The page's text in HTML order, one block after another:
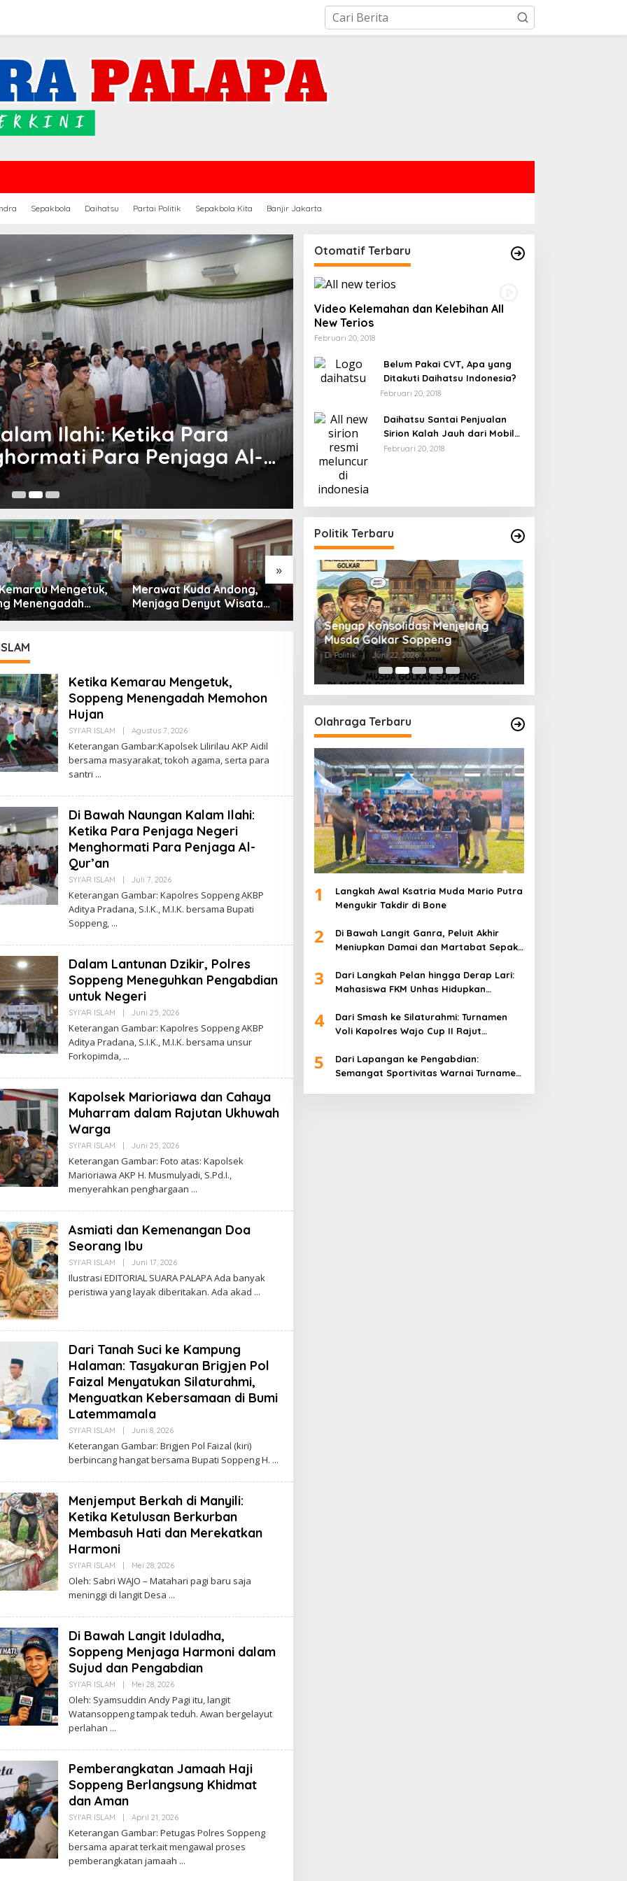
Sepakbola Daihatsu Partai Politik Sepakbola Kita Banjir Jakarta
Ilahi: Ketika Para
Para Penjaga Al-
Dalam Lantunan Dzikir, Polres
Meneguhkan Pengabdian
Juni 25, 2026
»
Mengetuk,
Menengadah
Hujan
Merawat Kuda Andong,
Menjaga Denyut Wisata
Budaya Yogyakarta
Teladan yang Berawal dari
Hal-Hal Sederhana
Setetes Darah, Sejuta
Harapan: Polres Soppeng
Meneguhkan Pengabdian
Kemanusiaan
Ketika Kemarau Mengetuk,
Soppeng Menengadah Memohon
Hujan
SYI'AR ISLAM Agustus 7, 2026Oleh
Keterangan Gambar:Kapolsek Lilirilau AKP Aidil
bersama masyarakat, tokoh agama, serta para
santri
Di Bawah Naungan Kalam Ilahi:
Ketika Para Penjaga Negeri
Menghormati Para Penjaga Al-
Qur’an
SYI'AR ISLAM Juli 7, 2026Oleh
Keterangan Gambar: Kapolres Soppeng AKBP
Aditya Pradana, S.I.K., M.I.K. bersama Bupati
Soppeng,
Dalam Lantunan Dzikir, Polres
Soppeng Meneguhkan Pengabdian
untuk Negeri
SYI'AR ISLAM Juni 25, 2026Oleh
Keterangan Gambar: Kapolres Soppeng AKBP
Aditya Pradana, S.I.K., M.I.K. bersama unsur
Forkopimda,
Kapolsek Marioriawa dan Cahaya
Muharram dalam Rajutan Ukhuwah
Warga
SYI'AR ISLAM Juni 25, 2026Oleh
Keterangan Gambar: Foto atas: Kapolsek
Marioriawa AKP H. Musmulyadi, S.Pd.I.,
menyerahkan penghargaan
Asmiati dan Kemenangan Doa
Seorang Ibu
SYI'AR ISLAM Juni 17, 2026Oleh
Ilustrasi EDITORIAL SUARA PALAPA Ada banyak
peristiwa yang layak diberitakan. Ada akad
Dari Tanah Suci ke Kampung
Halaman: Tasyakuran Brigjen Pol
Faizal Menyatukan Silaturahmi,
Menguatkan Kebersamaan di Bumi
Latemmamala
SYI'AR ISLAM Juni 8, 2026Oleh
Keterangan Gambar: Brigjen Pol Faizal (kiri)
berbincang hangat bersama Bupati Soppeng H.
Menjemput Berkah di Manyili:
Ketika Ketulusan Berkurban
Membasuh Hati dan Merekatkan
Harmoni
SYI'AR ISLAM Mei 28, 2026Oleh
Oleh: Sabri WAJO – Matahari pagi baru saja
meninggi di langit Desa
Di Bawah Langit Iduladha,
Soppeng Menjaga Harmoni dalam
Sujud dan Pengabdian
SYI'AR ISLAM Mei 28, 2026Oleh
Oleh: Syamsuddin Andy Pagi itu, langit
Watansoppeng tampak teduh. Awan bergelayut
perlahan
Pemberangkatan Jamaah Haji
Soppeng Berlangsung Khidmat
dan Aman
SYI'AR ISLAM April 21, 2026Oleh
Keterangan Gambar: Petugas Polres Soppeng
bersama aparat terkait mengawal proses
pemberangkatan jamaah
Otomatif Terbaru
Video Kelemahan dan Kelebihan All
New Terios
Februari 20, 2018
Belum Pakai CVT, Apa yang
Ditakuti Daihatsu Indonesia?
Februari 20, 2018
Daihatsu Santai Penjualan
Sirion Kalah Jauh dari Mobil
LCGC
Februari 20, 2018
Politik Terbaru
Senyap Konsolidasi Menjelang
Musda Golkar Soppeng
Di Politik | Juni 22, 2026
Olahraga Terbaru
1
Langkah Awal Ksatria Muda Mario Putra
Mengukir Takdir di Bone
2
Di Bawah Langit Ganra, Peluit Akhir
Meniupkan Damai dan Martabat Sepak
3
Dari Langkah Pelan hingga Derap Lari:
Mahasiswa FKM Unhas Hidupkan
4
Dari Smash ke Silaturahmi: Turnamen
Voli Kapolres Wajo Cup II Rajut
80
5
Dari Lapangan ke Pengabdian:
Semangat Sportivitas Warnai Turnamen